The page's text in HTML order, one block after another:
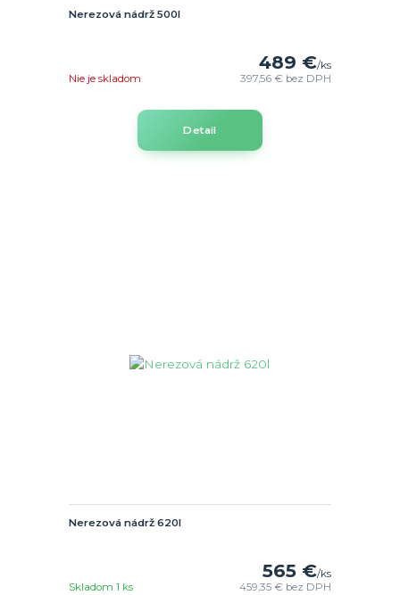
Nerezová nádrž 500l
489 €/ks
397,56 € bez DPH
Nie je skladom
Detail
Nerezová nádrž 620l
565 €/ks
459,35 € bez DPH
Skladom 1 ks